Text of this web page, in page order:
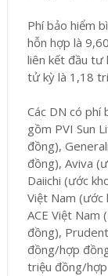
Phí bảo hiểm
hỗn hợp là
liên kết đầu tư
tử kỳ là 1,18
Các DN có phí
gồm PVI Sun
đồng),
đồng), Aviva
Daiichi (ước
Việt Nam
ACE Việt
đồng),
đồng/hợp
triệu đồng/